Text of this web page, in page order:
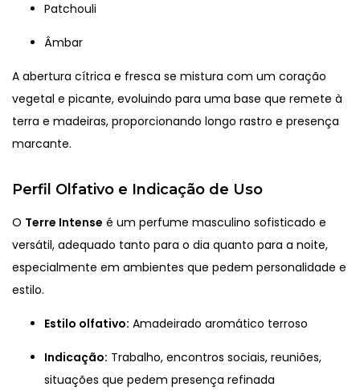
Patchouli
Âmbar
A abertura cítrica e fresca se mistura com um coração
vegetal e picante, evoluindo para uma base que remete à
terra e madeiras, proporcionando longo rastro e presença
marcante.
Perfil Olfativo e Indicação de Uso
O Terre Intense é um perfume masculino sofisticado e
versátil, adequado tanto para o dia quanto para a noite,
especialmente em ambientes que pedem personalidade e
estilo.
Estilo olfativo: Amadeirado aromático terroso
Indicação: Trabalho, encontros sociais, reuniões,
situações que pedem presença refinada